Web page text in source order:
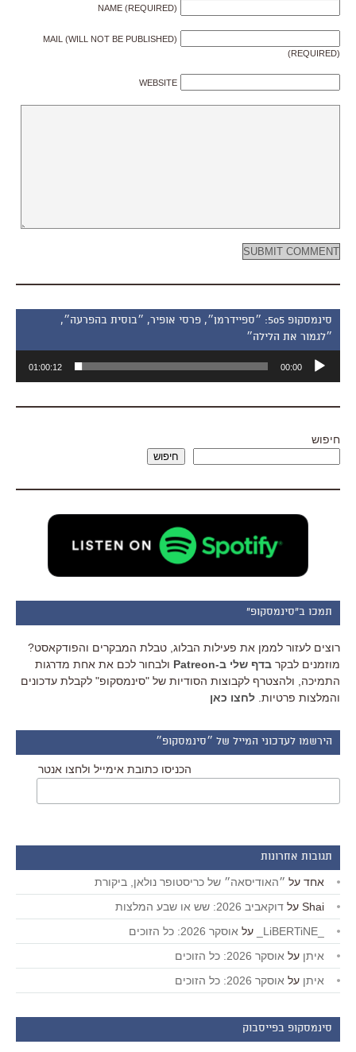
NAME (REQUIRED)
MAIL (WILL NOT BE PUBLISHED)
(REQUIRED)
WEBSITE
סינמסקופ 505: ״ספיידרמן״, פרסי אופיר, ״בוסית בהפרעה״,
״לגמור את הלילה״
אודיו
00:00
01:00:12
חיפוש
חיפוש
תמכו ב"סינמסקופ"
רוצים לעזור לממן את פעילות הבלוג, טבלת המבקרים והפודקאסט?
מוזמנים לבקר בדף שלי ב-Patreon
ולבחור לכם את אחת מדרגות
התמיכה, ולהצטרף לקבוצות הסודיות של "סינמסקופ" לקבלת עדכונים
והמלצות פרטיות. לחצו כאן
הירשמו לעדכוני המייל של ״סינמסקופ״
הכניסו כתובת אימייל ולחצו אנטר
תגובות אחרונות
אחד על ״האודיסאה״ של כריסטופר נולאן, ביקורת
Shai על דוקאביב 2026: שש או שבע המלצות
על אוסקר 2026: כל הזוכים
איתן על אוסקר 2026: כל הזוכים
איתן על אוסקר 2026: כל הזוכים
סינמסקופ בפייסבוק